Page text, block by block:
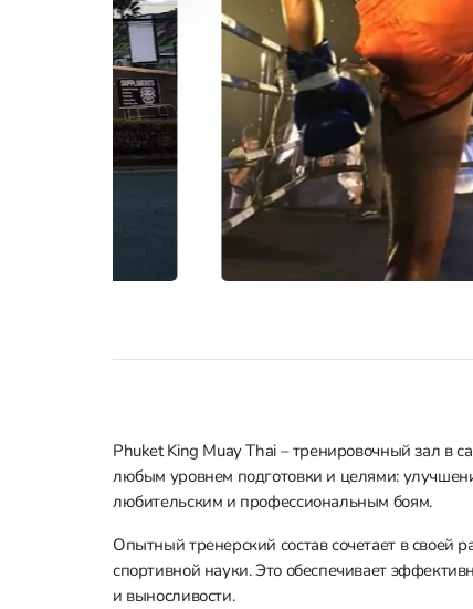
Phuket King Muay Thai – тренировочный зал в
любым уровнем подготовки и целями:
любительским и профессиональным боям.
Опытный тренерский состав сочетает в
спортивной науки. Это обеспечивает
и выносливости.